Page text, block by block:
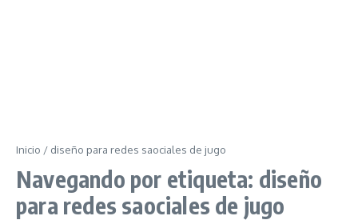
Inicio / diseño para redes saociales de jugo
Navegando por etiqueta: diseño
para redes saociales de jugo